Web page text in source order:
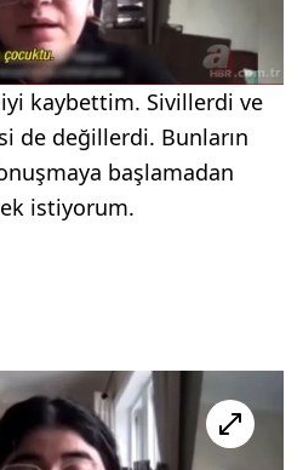
kaybettim. Sivillerdi ve
de değillerdi. Bunların
başlamadan
istiyorum.